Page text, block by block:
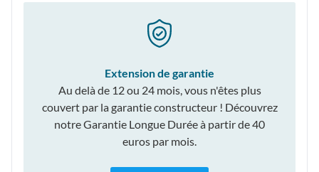
Extension de garantie
Au delà de 12 ou 24 mois, vous n'êtes plus
couvert par la garantie constructeur ! Découvrez
notre Garantie Longue Durée à partir de 40
euros par mois.